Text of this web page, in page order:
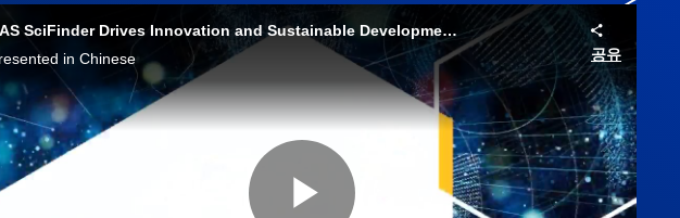
CAS SciFinder Drives Innovation and Sustainable Development in Biomedical Research
in Chinese
공유